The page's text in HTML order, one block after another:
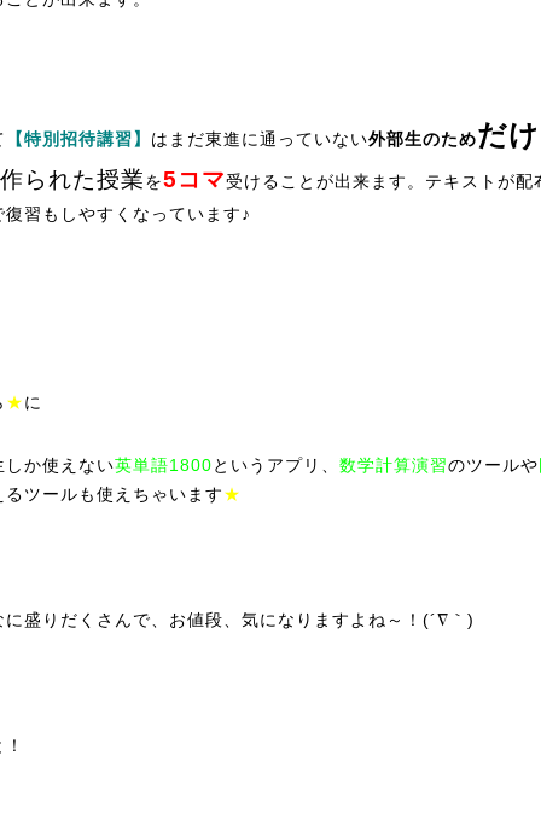
【特別招待講習】 はまだ東進に通っていない外部生のためだけ
られた授業を5コマ受けることが出来ます。テキストが配
復習もしやすくなっています♪
★に
しか使えない英単語1800というアプリ、 数学計算演習のツールや
るツールも使えちゃいます★
に盛りだくさんで、お値段、気になりますよね～！(´∇｀)